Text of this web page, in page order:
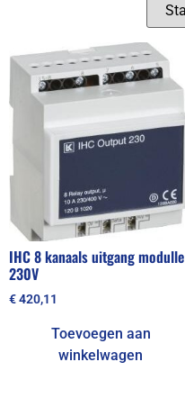
IHC 8 kanaals uitgang modulle
230V
€420,11
Toevoegen aan
winkelwagen